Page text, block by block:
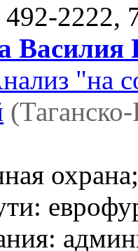
492-2222,
Василия
"на